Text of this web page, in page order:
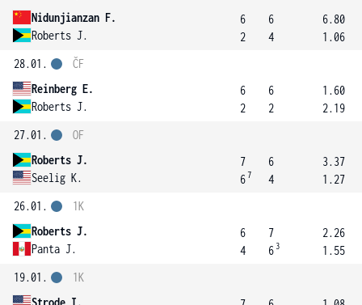
Nidunjianzan F.
Roberts J.
6
2
6
4
6.80
1.06
28.01.
Reinberg E.
Roberts J.
ČF
6
2
6
2
1.60
2.19
27.01.
Roberts J.
Seelig K.
OF
7
67
6
4
3.37
1.27
26.01.
Roberts J.
Panta J.
1K
6
4
7
6 3
2.26
1.55
19.01.
Strode I.
1K